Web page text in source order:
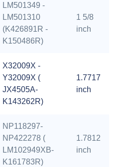
LM501349 -
LM501310
(K426891R -
K150486R)
1 5/8
inch
X32009X -
Y32009X (
JX4505A-
K143262R)
1.7717
inch
NP118297-
NP422278 (
LM102949XB-
K161783R)
1.7812
inch